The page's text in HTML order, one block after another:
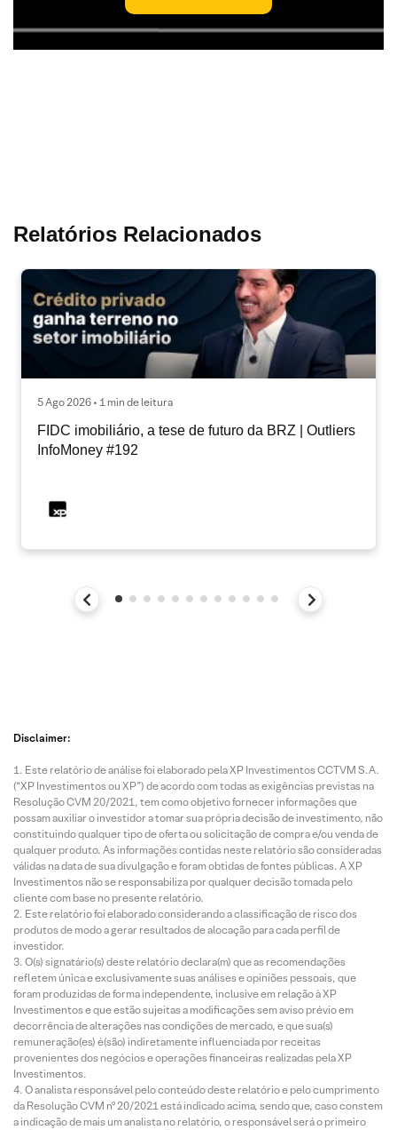
Relatórios Relacionados
5 Ago 2026 • 1 min de leitura
FIDC imobiliário, a tese de futuro da BRZ | Outliers
InfoMoney #192
Disclaimer:
Este relatório de análise foi elaborado pela XP Investimentos CCTVM S.A.
(“XP Investimentos ou XP”) de acordo com todas as exigências previstas na
Resolução CVM 20/2021, tem como objetivo fornecer informações que
possam auxiliar o investidor a tomar sua própria decisão de investimento, não
constituindo qualquer tipo de oferta ou solicitação de compra e/ou venda de
qualquer produto. As informações contidas neste relatório são consideradas
válidas na data de sua divulgação e foram obtidas de fontes públicas. A XP
Investimentos não se responsabiliza por qualquer decisão tomada pelo
cliente com base no presente relatório.
Este relatório foi elaborado considerando a classificação de risco dos
produtos de modo a gerar resultados de alocação para cada perfil de
investidor.
O(s) signatário(s) deste relatório declara(m) que as recomendações
refletem única e exclusivamente suas análises e opiniões pessoais, que
foram produzidas de forma independente, inclusive em relação à XP
Investimentos e que estão sujeitas a modificações sem aviso prévio em
decorrência de alterações nas condições de mercado, e que sua(s)
remuneração(es) é(são) indiretamente influenciada por receitas
provenientes dos negócios e operações financeiras realizadas pela XP
Investimentos.
O analista responsável pelo conteúdo deste relatório e pelo cumprimento
da Resolução CVM nº 20/2021 está indicado acima, sendo que, caso constem
a indicação de mais um analista no relatório, o responsável será o primeiro